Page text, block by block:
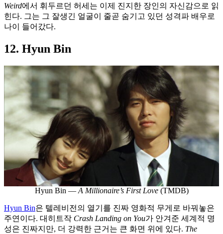
Weird에서 휘두르던 허세는 이제 진지한 장인의 자신감으로 읽
힌다. 그는 그 잘생긴 얼굴이 줄곧 숨기고 있던 성격파 배우로
나이 들어갔다.
12. Hyun Bin
Hyun Bin — A Millionaire’s First Love(TMDB)
Hyun Bin은 텔레비전의 열기를 진짜 영화적 무게로 바꿔놓은
주연이다. 대히트작 Crash Landing on You가 안겨준 세계적 명
성은 진짜지만, 더 강력한 근거는 큰 화면 위에 있다. The